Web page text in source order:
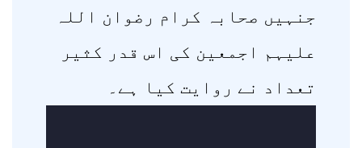
جنہیں صحابہ کرام رضوان اللہ
علیہم اجمعین کی اس قدر کثیر
تعداد نے روایت کیا ہے۔